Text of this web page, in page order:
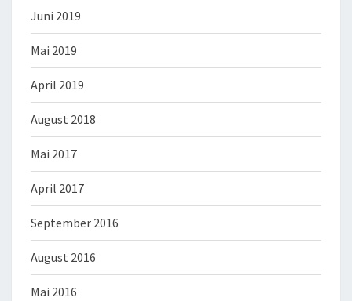
Juni 2019
Mai 2019
April 2019
August 2018
Mai 2017
April 2017
September 2016
August 2016
Mai 2016